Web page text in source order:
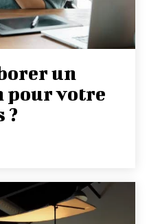
un
pour votre
?